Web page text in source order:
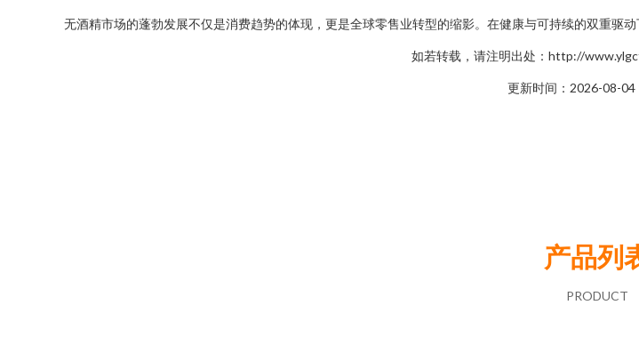
无酒精市场的蓬勃发展不仅是消费趋势的体现，更是全球零售业转型的缩影。在健康与可持续的双重驱
如若转载，请注明出处：http://
更新时间：2026-08-04
产品列
PRODUCT